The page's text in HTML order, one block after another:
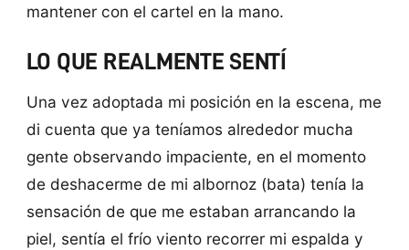
mantener con el cartel en la mano.
LO QUE REALMENTE SENTÍ
Una vez adoptada mi posición en la escena, me
di cuenta que ya teníamos alrededor mucha
gente observando impaciente, en el momento
de deshacerme de mi albornoz (bata) tenía la
sensación de que me estaban arrancando la
piel, sentía el frío viento recorrer mi espalda y